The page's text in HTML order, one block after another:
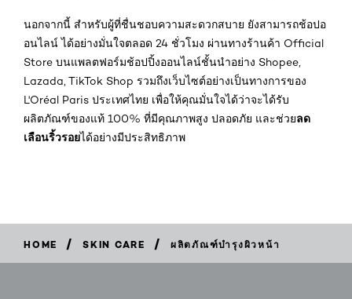
นอกจากนี้ สำหรับผู้ที่ชื่นชอบความสะดวกสบาย ยังสามารถช้อปอ
อนไลน์ ได้อย่างมั่นใจตลอด 24 ชั่วโมง ผ่านทางร้านค้า Official
Store บนแพลตฟอร์มช้อปปิ้งออนไลน์ชั้นนำอย่าง Shopee,
Lazada, TikTok Shop รวมถึงเว็บไซต์อย่างเป็นทางการของ
L'Oréal Paris ประเทศไทย เพื่อให้คุณมั่นใจได้ว่าจะได้รับ
ผลิตภัณฑ์ของแท้ 100% ที่มีคุณภาพสูง ปลอดภัย และช่วยลด
เลือนริ้วรอยได้อย่างมีประสิทธิภาพ
HOME / SKIN CARE / ผลิตภัณฑ์บำรุงผิวหน้า